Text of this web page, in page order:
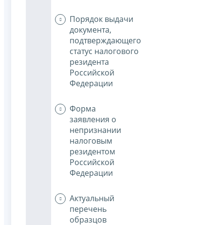
Порядок выдачи
документа,
подтверждающего
статус налогового
резидента
Российской
Федерации
Форма
заявления о
непризнании
налоговым
резидентом
Российской
Федерации
Актуальный
перечень
образцов